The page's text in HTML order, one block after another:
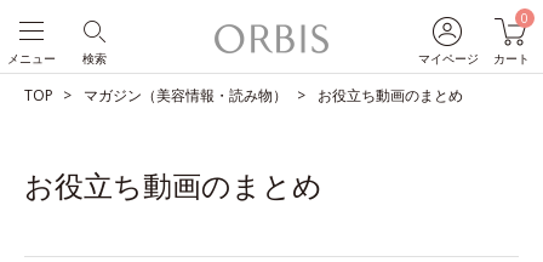
マイページ
0
カート
検索
メニュー
TOP マガジン（美容情報・読み物） お役立ち動画のまとめ
お役立ち動画のまとめ